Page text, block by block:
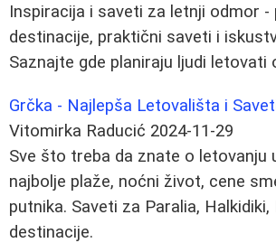
Inspiracija i saveti za letnji odmor -
destinacije, praktični saveti i
Saznajte gde planiraju ljudi letovati
Grčka - Najlepša Letovališta i
Vitomirka Raducić 2024-11-29
Sve što treba da znate o letovanju
najbolje plaže, noćni život, cene
putnika. Saveti za Paralia,
destinacije.